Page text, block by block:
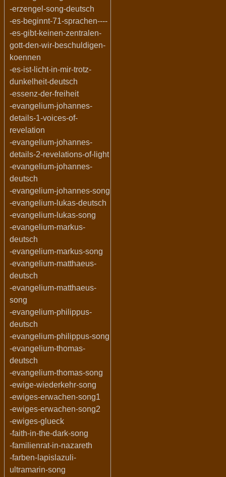
-erzengel-song-deutsch
-es-beginnt-71-sprachen----
-es-gibt-keinen-zentralen-
gott-den-wir-beschuldigen-
koennen
-es-ist-licht-in-mir-trotz-
dunkelheit-deutsch
-essenz-der-freiheit
-evangelium-johannes-
details-1-voices-of-
revelation
-evangelium-johannes-
details-2-revelations-of-light
-evangelium-johannes-
deutsch
-evangelium-johannes-song
-evangelium-lukas-deutsch
-evangelium-lukas-song
-evangelium-markus-
deutsch
-evangelium-markus-song
-evangelium-matthaeus-
deutsch
-evangelium-matthaeus-
song
-evangelium-philippus-
deutsch
-evangelium-philippus-song
-evangelium-thomas-
deutsch
-evangelium-thomas-song
-ewige-wiederkehr-song
-ewiges-erwachen-song1
-ewiges-erwachen-song2
-ewiges-glueck
-faith-in-the-dark-song
-familienrat-in-nazareth
-farben-lapislazuli-
ultramarin-song